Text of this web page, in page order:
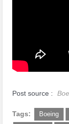
Post source :
Tags: Boeing